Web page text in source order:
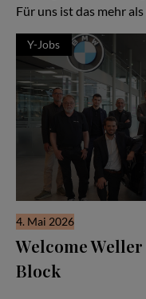
Für uns ist das mehr
Y-Jobs
4. Mai 2026
Welcome
Block